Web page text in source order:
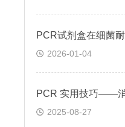
2026-01-04
2025-08-27